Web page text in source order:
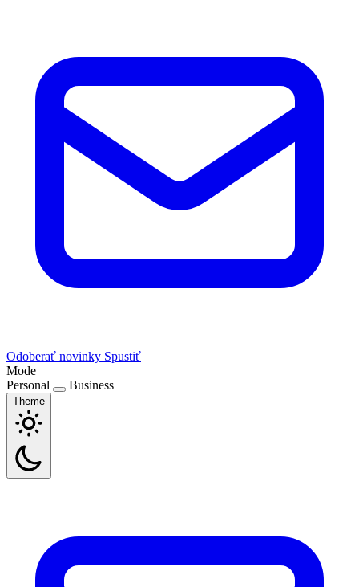
Odoberať novinky Spustiť
Mode
Personal
Business
Theme